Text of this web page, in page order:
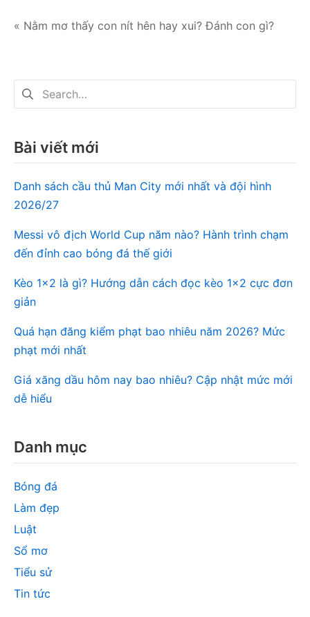
Điều
bài
viết
« Nằm mơ thấy con nít hên hay xui? Đánh con gì?
Tìm
kiếm
Bài viết mới
Danh sách cầu thủ Man City mới nhất và đội hình
2026/27
Messi vô địch World Cup năm nào? Hành trình chạm
đến đỉnh cao bóng đá thế giới
Kèo 1×2 là gì? Hướng dẫn cách đọc kèo 1×2 cực đơn
giản
Quá hạn đăng kiểm phạt bao nhiêu năm 2026? Mức
phạt mới nhất
Giá xăng dầu hôm nay bao nhiêu? Cập nhật mức mới
dễ hiểu
Danh mục
Bóng đá
Làm đẹp
Luật
Sổ mơ
Tiểu sử
Tin tức